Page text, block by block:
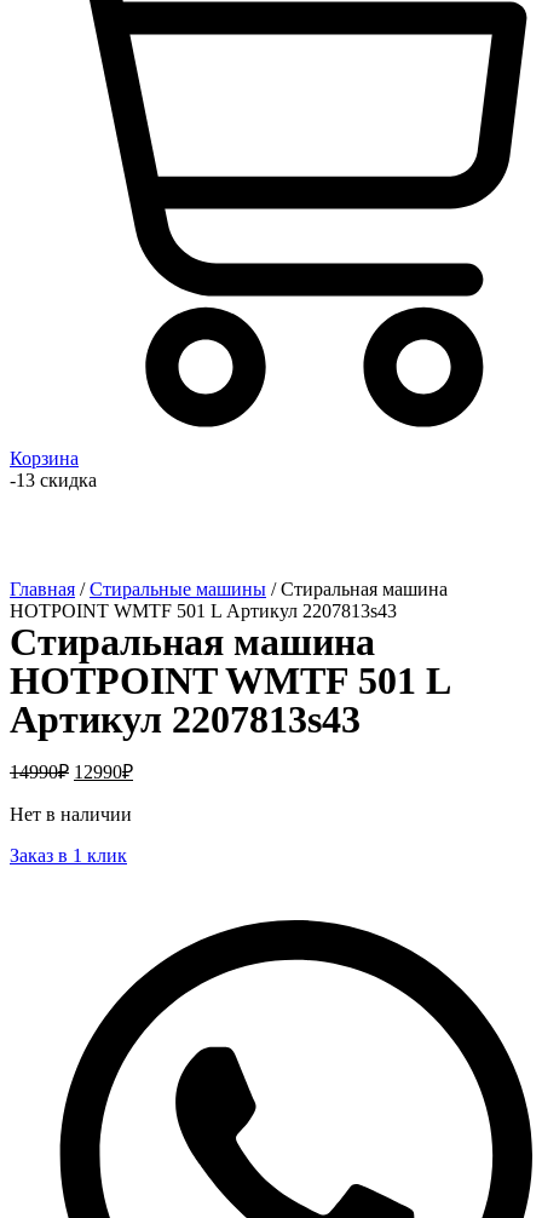
Корзина
-13 скидка
Главная /Стиральные машины / Стиральная машина
HOTPOINT WMTF 501 L Артикул 2207813s43
Стиральная машина
HOTPOINT WMTF 501 L
Артикул 2207813s43
14990₽ 12990₽
Нет в наличии
Заказ в 1 клик